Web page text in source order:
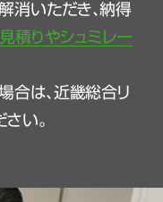
消いただき、納得
積りやシュミレー
合は、近畿総合リ
い。